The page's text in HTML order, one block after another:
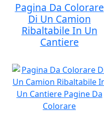
Pagina Da Colorare
Di Un Camion
Ribaltabile In Un
Cantiere